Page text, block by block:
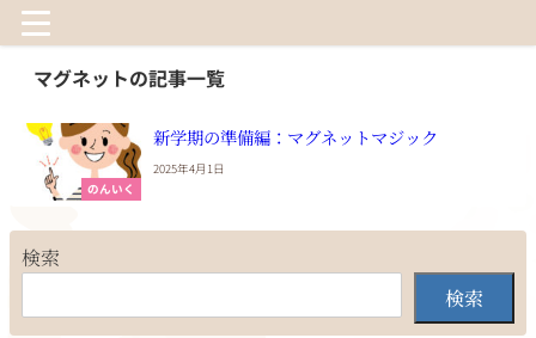
マグネットの記事一覧
のんいく
新学期の準備編：マグネットマジック
2025年4月1日
検索
検索